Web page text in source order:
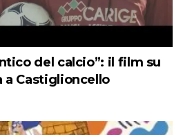
del calcio”: il film su
a Castiglioncello